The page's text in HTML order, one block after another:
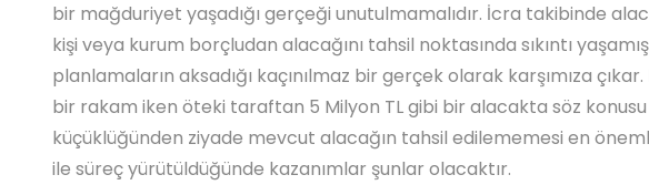
bir mağduriyet yaşadığı gerçeği unutulmamalıdır. İcra takibinde
kişi veya kurum borçludan alacağını tahsil noktasında sıkıntı
planlamaların aksadığı kaçınılmaz bir gerçek olarak karşımıza
bir rakam iken öteki taraftan 5 Milyon TL gibi bir alacakta söz
küçüklüğünden ziyade mevcut alacağın tahsil edilememesi en
ile süreç yürütüldüğünde kazanımlar şunlar olacaktır.